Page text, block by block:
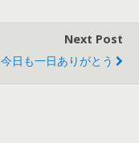
Next Post
今日も一日ありがとう